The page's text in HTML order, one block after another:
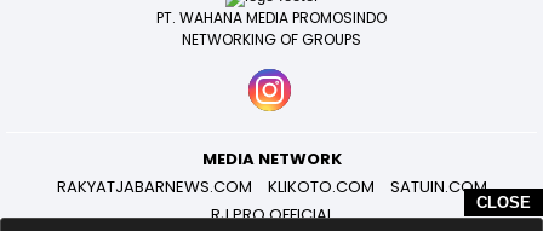
CLOSE
PT. WAHANA MEDIA PROMOSINDO
NETWORKING OF GROUPS
MEDIA NETWORK
RAKYATJABARNEWS.COM
KLIKOTO.COM
SATUIN.COM
RJ PRO OFFICIAL